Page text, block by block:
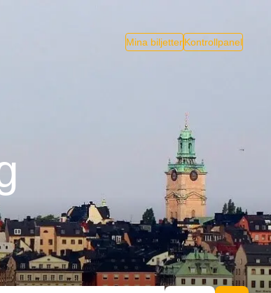
Mina biljetterKontrollpanel